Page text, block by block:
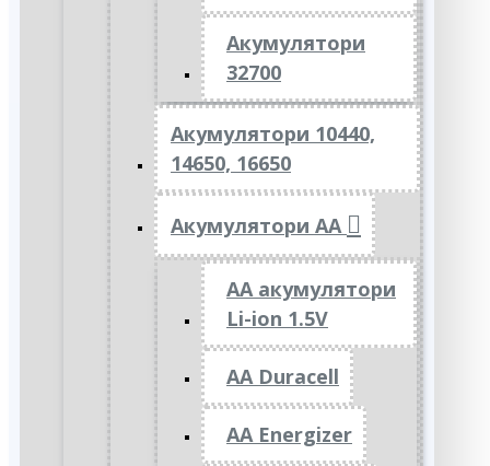
Акумулятори
32700
Акумулятори 10440,
14650, 16650
Акумулятори АА
AA акумулятори
Li-ion 1.5V
AA Duracell
AA Energizer